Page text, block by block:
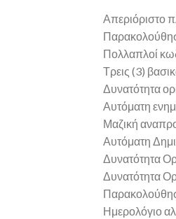
Απεριόριστο
Πολλαπλοί
Τρεις (3)
Δυνατότητα
Αυτόματη
Μαζική
Αυτόματη
Δυνατότητα
Δυνατότητα
Ημερολόγιο